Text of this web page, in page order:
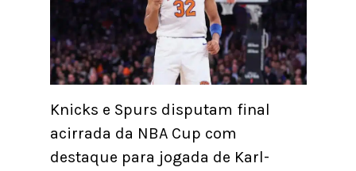
Knicks e Spurs disputam final
acirrada da NBA Cup com
destaque para jogada de Karl-